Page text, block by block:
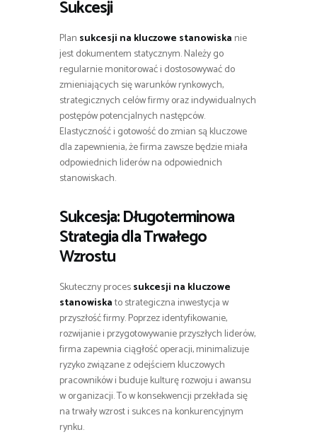
Sukcesji
Plan sukcesji na kluczowe stanowiska nie
jest dokumentem statycznym. Należy go
regularnie monitorować i dostosowywać do
zmieniających się warunków rynkowych,
strategicznych celów firmy oraz indywidualnych
postępów potencjalnych następców.
Elastyczność i gotowość do zmian są kluczowe
dla zapewnienia, że firma zawsze będzie miała
odpowiednich liderów na odpowiednich
stanowiskach.
Sukcesja: Długoterminowa
Strategia dla Trwałego
Wzrostu
Skuteczny processukcesji na kluczowe
stanowiskato strategiczna inwestycja w
przyszłość firmy. Poprzez identyfikowanie,
rozwijanie i przygotowywanie przyszłych liderów,
firma zapewnia ciągłość operacji, minimalizuje
ryzyko związane z odejściem kluczowych
pracowników i buduje kulturę rozwoju i awansu
w organizacji. To w konsekwencji przekłada się
na trwały wzrost i sukces na konkurencyjnym
rynku.